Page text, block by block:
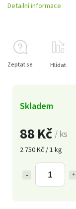
88 Kč/ ks
2 750 Kč / 1 kg
Skladem
Detailní informace
Zeptat se Hlídat